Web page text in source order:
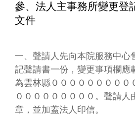
參、法人主事務所變更登
文件
一、聲請人先向本院服務中心
記聲請書一份，變更事項欄應
為雲林縣０００００００００
０００００００００。聲請人
章，並加蓋法人印信。